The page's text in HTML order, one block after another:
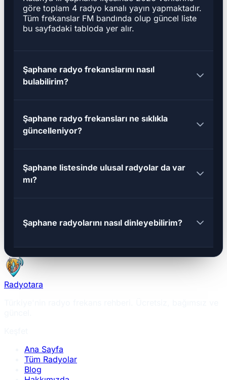
göre toplam 4 radyo kanalı yayın yapmaktadır.
Tüm frekanslar FM bandında olup güncel liste
bu sayfadaki tabloda yer alır.
Şaphane radyo frekanslarını nasıl
bulabilirim?
Şaphane radyo frekansları ne sıklıkla
güncelleniyor?
Şaphane listesinde ulusal radyolar da var
mı?
Şaphane radyolarını nasıl dinleyebilirim?
Radyotara
Ana Sayfa
Tüm Radyolar
Blog